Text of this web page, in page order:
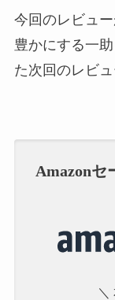
今回のレビュ
豊かにする一
た次回のレビ
Amazonセ
＼